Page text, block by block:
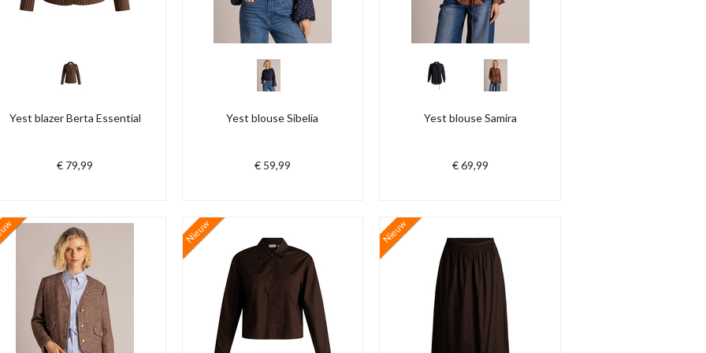
Yest blazer Berta Essential
€ 79,99
Yest blouse Sibelia
€ 59,99
Yest blouse Samira
€ 69,99
Nieuw Nieuw